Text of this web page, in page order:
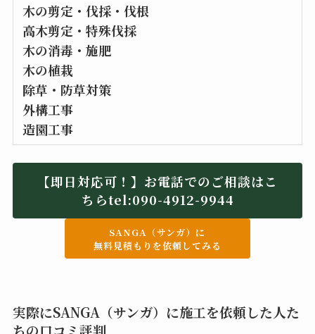
木の剪定・伐採・伐根
高木剪定・特殊伐採
木の消毒・施肥
木の植栽
除草・防草対策
外構工事
造園工事
【即日対応可！】お電話でのご相談はこ
ちらtel:090-4912-9944
SANGA（サンガ）に
無料見積もりを依頼してみる
実際にSANGA（サンガ）に施工を依頼した人た
ちの口コミ評判